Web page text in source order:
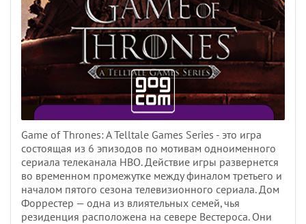
Game of Thrones: A Telltale Games Series - это игра
состоящая из 6 эпизодов по мотивам одноименного
сериала телеканала HBO. Действие игры развернется
во временном промежутке между финалом третьего и
началом пятого сезона телевизионного сериала. Дом
Форрестер — одна из влиятельных семей, чья
резиденция расположена на севере Вестероса. Они